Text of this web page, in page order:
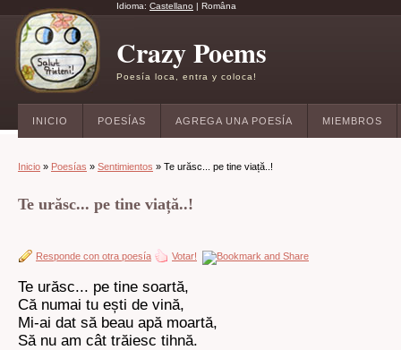
Idioma: Castellano | Româna
Crazy Poems
Poesía loca, entra y coloca!
INICIO POESÍAS AGREGA UNA POESÍA MIEMBROS
Inicio » Poesías » Sentimientos » Te urăsc... pe tine viață..!
Te urăsc... pe tine viață..!
Responde con otra poesía Votar!
Te urăsc... pe tine soartă,
Că numai tu ești de vină,
Mi-ai dat să beau apă moartă,
Să nu am cât trăiesc tihnă.